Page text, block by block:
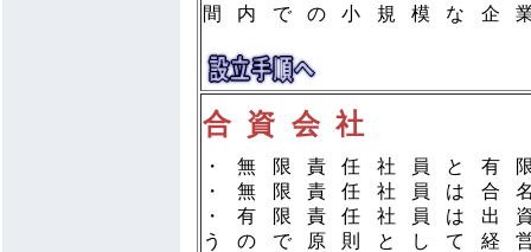
間内での小規模な企
合資会社
・無限責任社員と
・無限責任社員は合
・有限責任社員は出
うので原則として経